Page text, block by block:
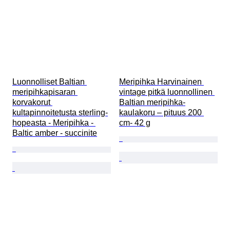
Luonnolliset Baltian
meripihkapisaran
korvakorut
kultapinnoitetusta sterling-
hopeasta - Meripihka -
Baltic amber - succinite
Meripihka Harvinainen
vintage pitkä luonnollinen
Baltian meripihka-
kaulakoru – pituus 200
cm- 42 g